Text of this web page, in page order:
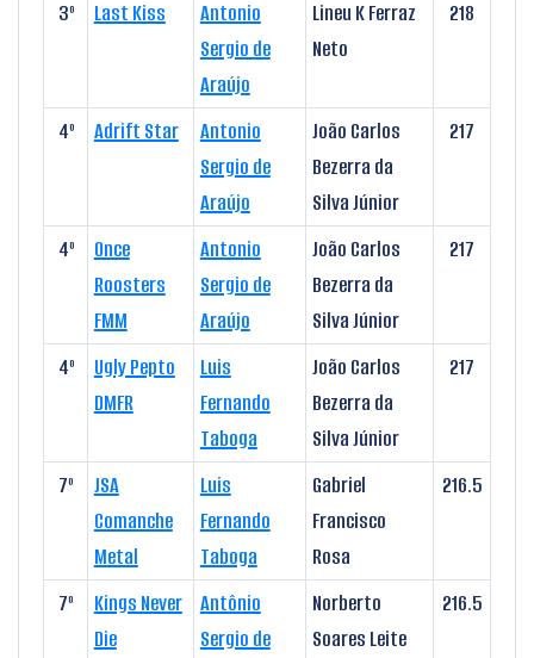
3º Last Kiss
Antonio
Sergio de
Araújo
Lineu K Ferraz
Neto
218
4º Adrift Star
Antonio
Sergio de
Araújo
João Carlos
Bezerra da
Silva Júnior
217
4º
Once
Roosters
FMM
Antonio
Sergio de
Araújo
João Carlos
Bezerra da
Silva Júnior
217
4º
Ugly Pepto
DMFR
Luis
Fernando
Taboga
João Carlos
Bezerra da
Silva Júnior
217
7º
JSA
Comanche
Metal
Luis
Fernando
Taboga
Gabriel
Francisco
Rosa
216.5
7º
Kings Never
Die
Antônio
Sergio de
Norberto
Soares Leite
216.5